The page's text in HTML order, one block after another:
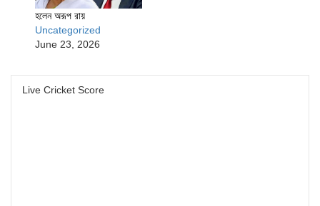
হলেন অরূপ রায়
Uncategorized
June 23, 2026
Live Cricket Score